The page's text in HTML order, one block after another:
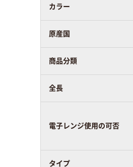
カラー
原産国
商品分類
全長
電子レンジ使用の可否
タイプ